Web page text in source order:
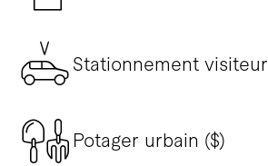
Stationnement visiteur
Potager urbain ($)